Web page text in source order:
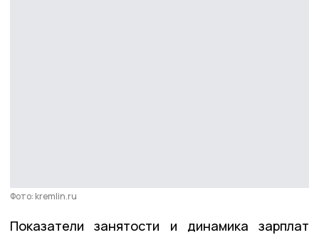
Фото: kremlin.ru
Показатели занятости и динамика зарплат